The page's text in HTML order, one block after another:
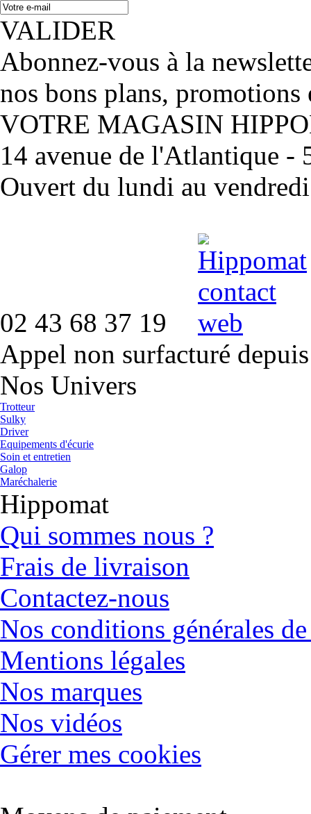
VALIDER
Abonnez-vous à la
nos bons plans, promotions
VOTRE MAGASIN
14 avenue de l'Atlantique -
Ouvert du lundi au
02 43 68 37 19
Appel non surfacturé
Nos Univers
Trotteur
Sulky
Driver
Equipements d'écurie
Soin et entretien
Galop
Maréchalerie
Hippomat
Qui sommes nous ?
Frais de livraison
Contactez-nous
Nos conditions générales
Mentions légales
Nos marques
Nos vidéos
Gérer mes cookies